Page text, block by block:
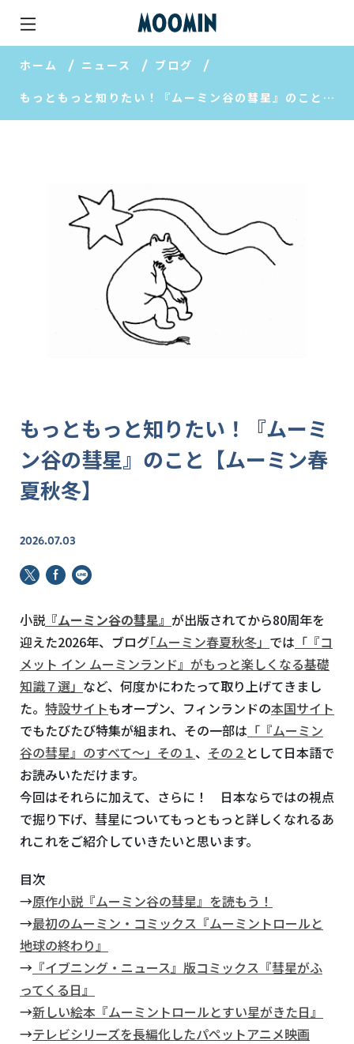
ホーム ニュース ブログ
もっともっと知りたい！『ムーミン谷の彗星』のこと【ムーミン春夏秋冬】
もっともっと知りたい！『ムーミ
ン谷の彗星』のこと【ムーミン春
夏秋冬】
2026.07.03
小説 『ムーミン谷の彗星』 が出版されてから80周年を
迎えた2026年、ブログ｢ムーミン春夏秋冬」 では 「『コ
メット イン ムーミンランド』がもっと楽しくなる基礎
知識７選」 など、何度かにわたって取り上げてきまし
た。 特設サイトもオープン、フィンランドの本国サイト
でもたびたび特集が組まれ、その一部は 「『ムーミン
谷の彗星』のすべて～」その１、 その２ として日本語で
お読みいただけます。
今回はそれらに加えて、さらに！ 日本ならではの視点
で掘り下げ、彗星についてもっともっと詳しくなれるあ
れこれをご紹介していきたいと思います。
目次
→原作小説『ムーミン谷の彗星』を読もう！
→最初のムーミン・コミックス『ムーミントロールと
地球の終わり』
→ 『イブニング・ニュース』版コミックス『彗星がふ
ってくる日』
→新しい絵本『ムーミントロールとすい星がきた日』
→テレビシリーズを長編化したパペットアニメ映画